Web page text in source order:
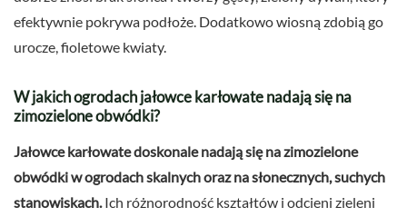
efektywnie pokrywa podłoże. Dodatkowo wiosną zdobią go
urocze, fioletowe kwiaty.
W jakich ogrodach jałowce karłowate nadają się na
zimozielone obwódki?
Jałowce karłowate doskonale nadają się na zimozielone
obwódki w ogrodach skalnych oraz na słonecznych, suchych
stanowiskach. Ich różnorodność kształtów i odcieni zieleni